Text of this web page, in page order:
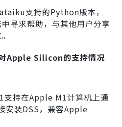
支持的Python版本，
寻求帮助，与其他用户分享
Apple Silicon的支持情况
持在Apple M1计算机上通
安装DSS，兼容Apple